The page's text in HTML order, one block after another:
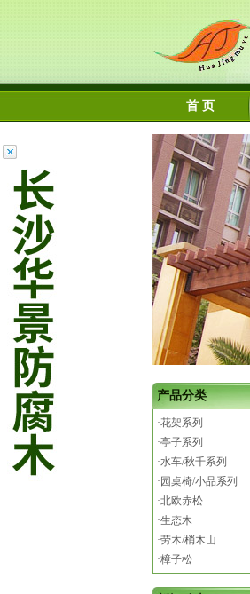
首 页
产品分类
·花架系列
·亭子系列
·水车/秋千系列
·园桌椅/小品系列
·北欧赤松
·生态木
·劳木/梢木山
·樟子松